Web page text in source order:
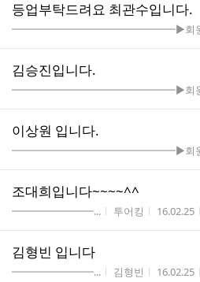
등업부탁드려요 최관수입니다.
게시판명
━━━━━━━━━━━━━━━━▶회원
김승진입니다.
게시판명
━━━━━━━━━━━━━━━━▶회원
이상원 입니다.
게시판명
━━━━━━━━━━━━━━━━▶회원
조대희입니다~~~~^^
게시판명
━━━━━━━━... 작성자
투어킹 작성시간
16.02.25
김형빈 입니다
게시판명
━━━━━━━━... 작성자
김형빈 작성시간
16.02.25